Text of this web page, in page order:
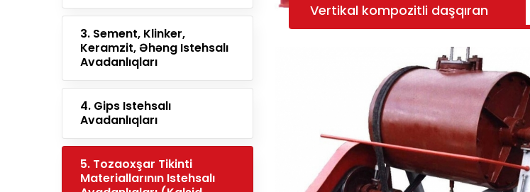
3. Sement, Klinker,
Keramzit, Əhəng Istehsalı
Avadanlıqları
4. Gips Istehsalı
Avadanlıqları
5. Tozaoxşar Tikinti
Materiallarının Istehsalı
Vertikal kompozitli daşqıran